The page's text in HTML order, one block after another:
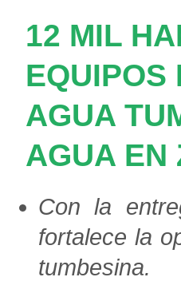
12 MIL
EQUIPOS
AGUA
AGUA EN
Con la
fortalece la
tumbesina.